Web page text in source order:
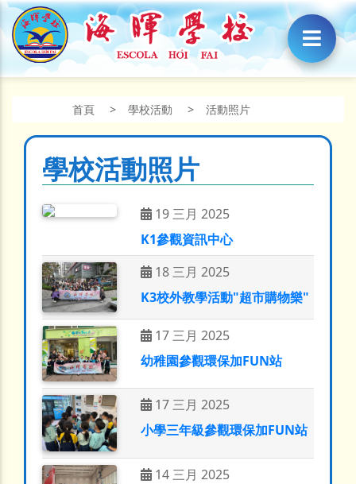
首頁 > 學校活動 > 活動照片
學校活動照片
19 三月 2025
K1參觀資訊中心
18 三月 2025
K3校外教學活動"超市購物樂"
17 三月 2025
幼稚園參觀環保加FUN站
17 三月 2025
小學三年級參觀環保加FUN站
14 三月 2025